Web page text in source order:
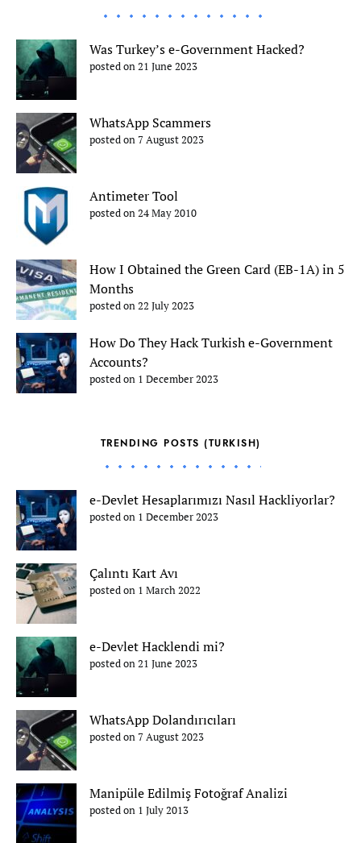
Was Turkey’s e-Government Hacked?
posted on 21 June 2023
WhatsApp Scammers
posted on 7 August 2023
Antimeter Tool
posted on 24 May 2010
How I Obtained the Green Card (EB-1A) in 5
Months
posted on 22 July 2023
How Do They Hack Turkish e-Government
Accounts?
posted on 1 December 2023
TRENDING POSTS (TURKISH)
e-Devlet Hesaplarımızı Nasıl Hackliyorlar?
posted on 1 December 2023
Çalıntı Kart Avı
posted on 1 March 2022
e-Devlet Hacklendi mi?
posted on 21 June 2023
WhatsApp Dolandırıcıları
posted on 7 August 2023
Manipüle Edilmiş Fotoğraf Analizi
posted on 1 July 2013